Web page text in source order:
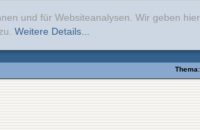
und für Websiteanalysen. Wir geben
Weitere Details...
Thema: